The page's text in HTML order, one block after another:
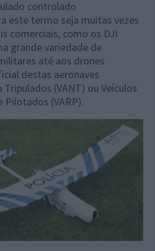
controlado
este termo seja muitas vezes
comerciais, como os DJI
grande variedade de
até aos drones
destas aeronaves
Tripulados (VANT) ou Veículos
(VARP).